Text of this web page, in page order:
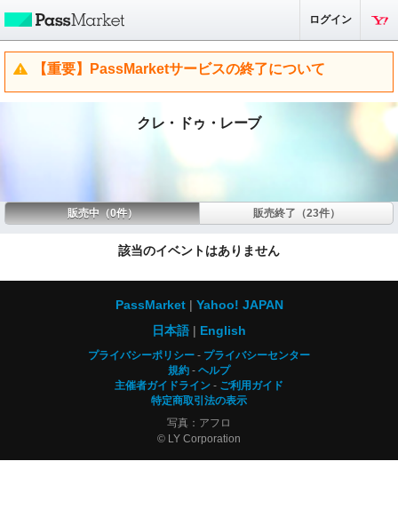
ログイン
【重要】PassMarketサービスの終了について
クレ・ドゥ・レーブ
販売中（0件） 販売終了（23件）
該当のイベントはありません
PassMarket
Yahoo! JAPAN
日本語
English
プライバシーポリシー
プライバシーセンター
規約
ヘルプ
主催者ガイドライン
ご利用ガイド
特定商取引法の表示
写真：アフロ
© LY Corporation